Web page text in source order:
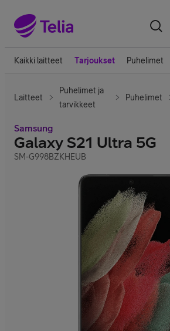
Kaikki laitteet Tarjoukset Puhelimet
Laitteet
Puhelimet ja
tarvikkeet
Puhelimet
Samsung
Galaxy S21 Ultra 5G
SM-G998BZKHEUB